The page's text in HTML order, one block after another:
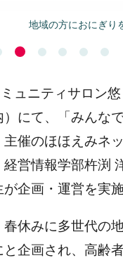
地域の方におにぎり
ュニティサロン
にて、「みんな
催のほほえみネ
営情報学部杵渕
企画・運営を実施
休みに多世代の
企画され、高齢者